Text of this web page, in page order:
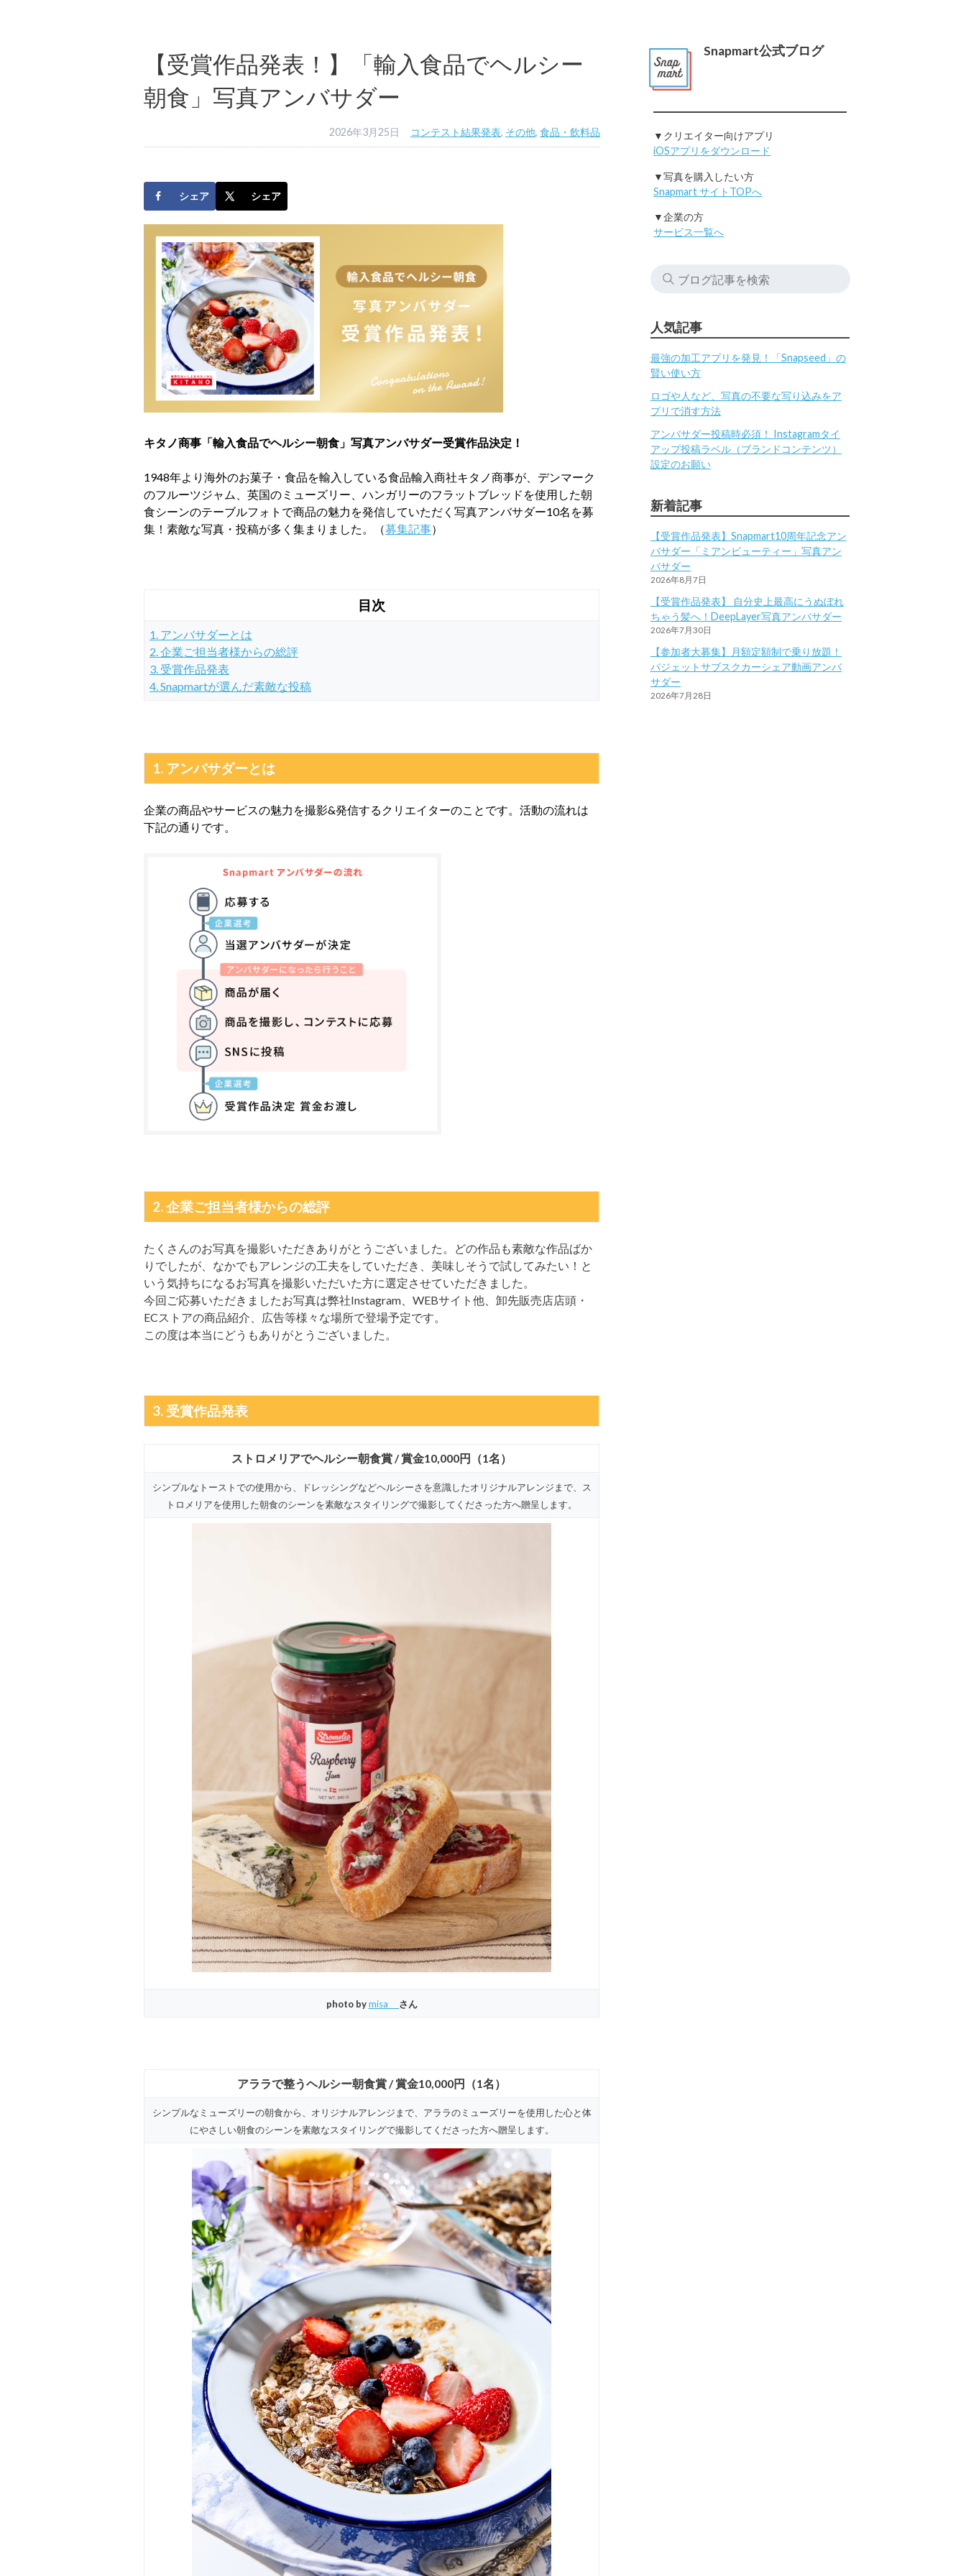
【受賞作品発表！】「輸入食品でヘルシー
朝食」写真アンバサダー
2026年3月25日 コンテスト結果発表, その他, 食品・飲料品
シェア シェア
キタノ商事「輸入食品でヘルシー朝食」写真アンバサダー受賞作品決定！
1948年より海外のお菓子・食品を輸入している食品輸入商社キタノ商事が、デンマーク
のフルーツジャム、英国のミューズリー、ハンガリーのフラットブレッドを使用した朝
食シーンのテーブルフォトで商品の魅力を発信していただく写真アンバサダー10名を募
集！素敵な写真・投稿が多く集まりました。（募集記事）
目次
1. アンバサダーとは
2. 企業ご担当者様からの総評
3. 受賞作品発表
4. Snapmartが選んだ素敵な投稿
1. アンバサダーとは
企業の商品やサービスの魅力を撮影&発信するクリエイターのことです。 活動の流れは
下記の通りです。
2. 企業ご担当者様からの総評
たくさんのお写真を撮影いただきありがとうございました。どの作品も素敵な作品ばか
りでしたが、なかでもアレンジの工夫をしていただき、美味しそうで試してみたい！と
いう気持ちになるお写真を撮影いただいた方に選定させていただきました。
今回ご応募いただきましたお写真は弊社Instagram、WEBサイト他、卸先販売店店頭・
ECストアの商品紹介、広告等様々な場所で登場予定です。
この度は本当にどうもありがとうございました。
3. 受賞作品発表
ストロメリアでヘルシー朝食賞 / 賞金10,000円（1名）
シンプルなトーストでの使用から、ドレッシングなどヘルシーさを意識したオリジナルアレンジまで、ス
トロメリアを使用した朝食のシーンを素敵なスタイリングで撮影してくださった方へ贈呈します。
photo bymisa___ さん
アララで整うヘルシー朝食賞 / 賞金10,000円（1名）
シンプルなミューズリーの朝食から、オリジナルアレンジまで、アララのミューズリーを使用した心と体
にやさしい朝食のシーンを素敵なスタイリングで撮影してくださった方へ贈呈します。
Snapmart公式ブログ
▼クリエイター向けアプリ
iOSアプリをダウンロード
▼写真を購入したい方
Snapmart サイトTOPへ
▼企業の方
サービス一覧へ
人気記事
最強の加工アプリを発見！「Snapseed」の
賢い使い方
ロゴや人など、写真の不要な写り込みをア
プリで消す方法
アンバサダー投稿時必須！ Instagramタイ
アップ投稿ラベル（ブランドコンテンツ）
設定のお願い
新着記事
【受賞作品発表】Snapmart10周年記念アン
バサダー「ミアンビューティー」写真アン
バサダー
2026年8月7日
【受賞作品発表】 自分史上最高にうぬぼれ
ちゃう髪へ！DeepLayer写真アンバサダー
2026年7月30日
【参加者大募集】月額定額制で乗り放題！
バジェットサブスクカーシェア動画アンバ
サダー
2026年7月28日